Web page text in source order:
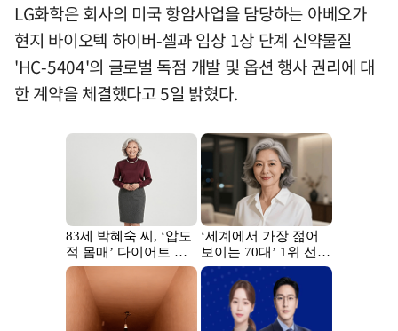
LG화학은 회사의 미국 항암사업을 담당하는 아베오가
현지 바이오텍 하이버-셀과 임상 1상 단계 신약물질
'HC-5404'의 글로벌 독점 개발 및 옵션 행사 권리에 대
한 계약을 체결했다고 5일 밝혔다.